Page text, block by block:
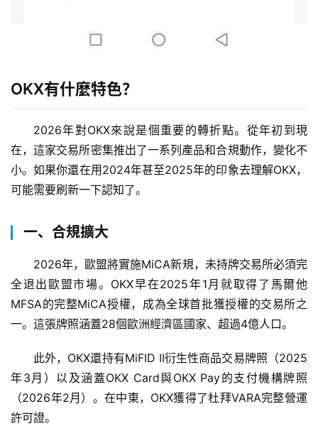
OKX有什麼特色？
2026年對OKX來說是個重要的轉折點。從年初到現
在，這家交易所密集推出了一系列產品和合規動作，變化不
小。如果你還在用2024年甚至2025年的印象去理解OKX，
可能需要刷新一下認知了。
一、合規擴大
2026年，歐盟將實施MiCA新規，未持牌交易所必須完
全退出歐盟市場。OKX早在2025年1月就取得了馬爾他
MFSA的完整MiCA授權，成為全球首批獲授權的交易所之
一。這張牌照涵蓋28個歐洲經濟區國家、超過4億人口。
此外，OKX還持有MiFID II衍生性商品交易牌照（2025
年3月）以及涵蓋OKX Card與OKX Pay的支付機構牌照
（2026年2月）。在中東，OKX獲得了杜拜VARA完整營運
許可證。